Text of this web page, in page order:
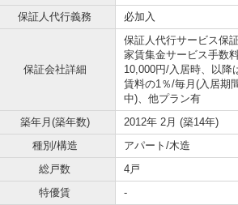
保証人代行義務
必加入
保証会社詳細
保証人代行サービス保
家賃集金サービス手数
10,000円/入居時、以降
賃料の1％/毎月(入居期
中)、他プラン有
築年月(築年数) 2012年 2月 (築14年)
種別/構造
アパート/木造
総戸数
4戸
特優賃
-